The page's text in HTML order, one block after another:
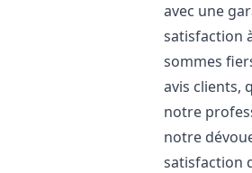
avec une
satisfaction
sommes
avis clients,
notre
notre
satisfaction